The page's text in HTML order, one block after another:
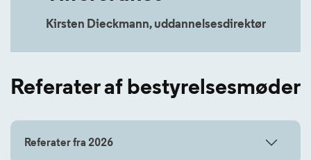
Kirsten Dieckmann, uddannelsesdirektør
Referater af bestyrelsesmøder
Referater fra 2026